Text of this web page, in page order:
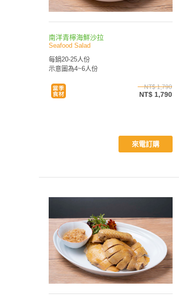
南洋青檸海鮮沙拉
Seafood Salad
每鍋20-25人份
示意圖為4~6人份
NT$ 1,790
NT$ 1,790
來電訂購